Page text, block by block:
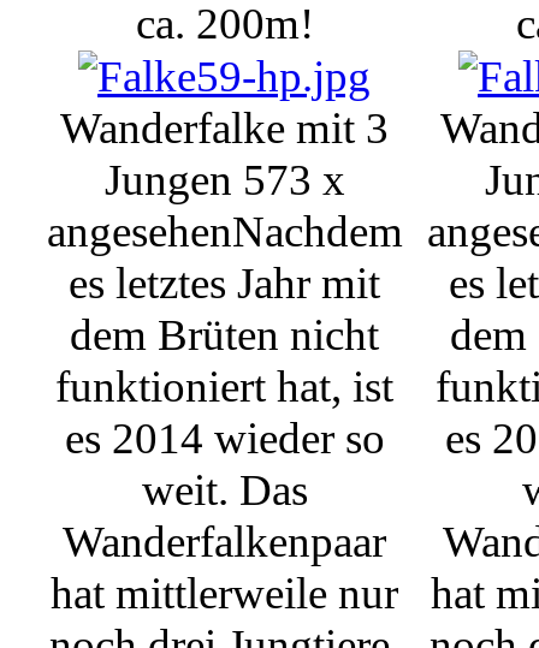
ca. 200m!
Wanderfalke mit 3
Jungen 573 x
angesehenNachdem
es letztes Jahr mit
dem Brüten nicht
funktioniert hat, ist
es 2014 wieder so
weit. Das
Wanderfalkenpaar
hat mittlerweile nur
es
es
hat